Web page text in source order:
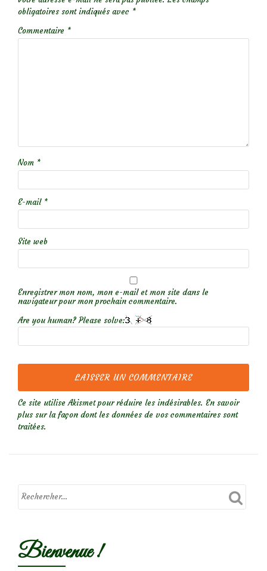
obligatoires sont indiqués avec *
Commentaire *
Nom *
E-mail *
Site web
Enregistrer mon nom, mon e-mail et mon site dans le
navigateur pour mon prochain commentaire.
Are you human? Please solve:
Ce site utilise Akismet pour réduire les indésirables. En savoir
plus sur la façon dont les données de vos commentaires sont
traitées.
Bienvenue !